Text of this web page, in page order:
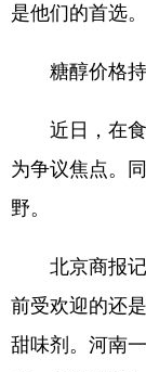
是他们的首选。
糖醇价格持
近日，在食
为争议焦点。
野。
北京商报记
前受欢迎的还
甜味剂。河南